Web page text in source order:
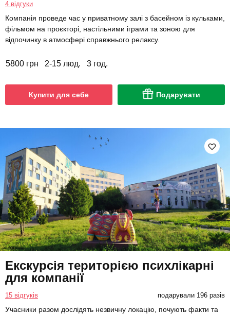
4 відгуки
Компанія проведе час у приватному залі з басейном із кульками,
фільмом на проєкторі, настільними іграми та зоною для
відпочинку в атмосфері справжнього релаксу.
5800 грн 2-15 люд. 3 год.
Купити для себе Подарувати
Екскурсія територією психлікарні
для компанії
15 відгуків подарували 196 разів
Учасники разом дослідять незвичну локацію, почують факти та